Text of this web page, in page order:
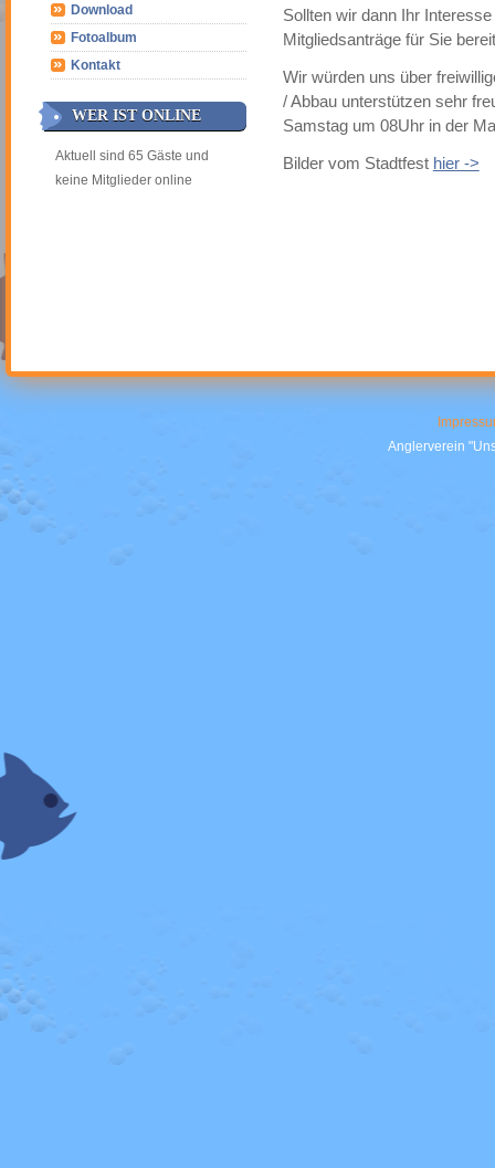
Download
Fotoalbum
Kontakt
WER IST ONLINE
Aktuell sind 65 Gäste und
keine Mitglieder online
Sollten wir dann Ihr
Mitgliedsanträge für Sie
Wir würden uns über
/ Abbau unterstützen sehr
Samstag um 08Uhr in der
Bilder vom Stadtfest hier ->
Anglerverein